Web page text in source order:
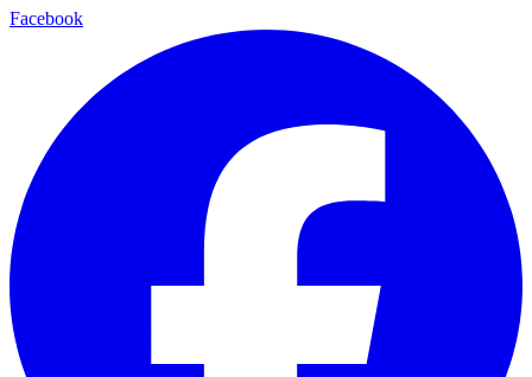
Facebook